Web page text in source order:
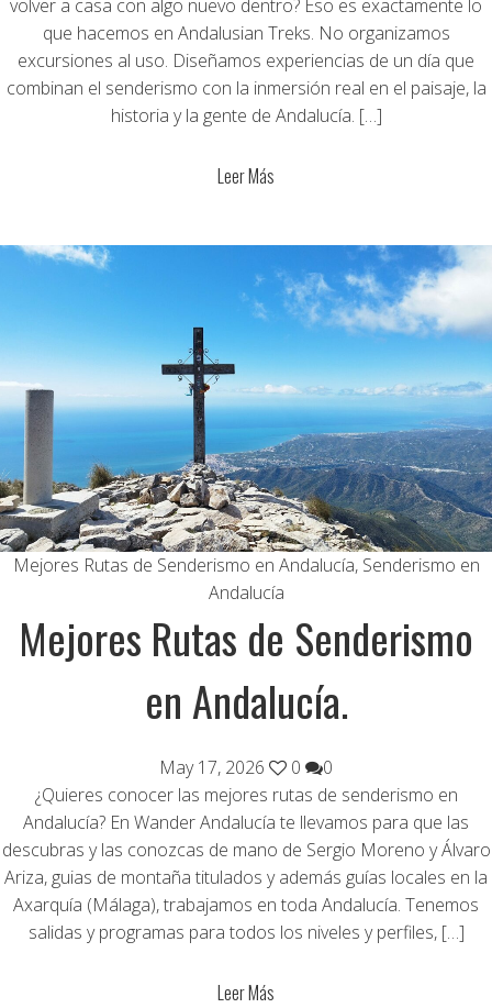
volver a casa con algo nuevo dentro? Eso es exactamente lo
que hacemos en Andalusian Treks. No organizamos
excursiones al uso. Diseñamos experiencias de un día que
combinan el senderismo con la inmersión real en el paisaje, la
historia y la gente de Andalucía. […]
Leer Más
Mejores Rutas de Senderismo en Andalucía, Senderismo en
Andalucía
Mejores Rutas de Senderismo
en Andalucía.
May 17, 2026 0
0
¿Quieres conocer las mejores rutas de senderismo en
Andalucía? En Wander Andalucía te llevamos para que las
descubras y las conozcas de mano de Sergio Moreno y Álvaro
Ariza, guias de montaña titulados y además guías locales en la
Axarquía (Málaga), trabajamos en toda Andalucía. Tenemos
salidas y programas para todos los niveles y perfiles, […]
Leer Más